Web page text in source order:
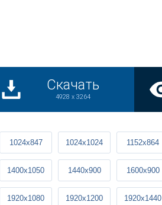
Скачать
4928 x 3264
1024x847 1024x1024 1152x864
1400x1050 1440x900 1600x900
1920x1080 1920x1200 1920x1440